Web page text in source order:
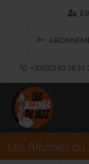
+33(0)2 43 28 31
Les Allumés du